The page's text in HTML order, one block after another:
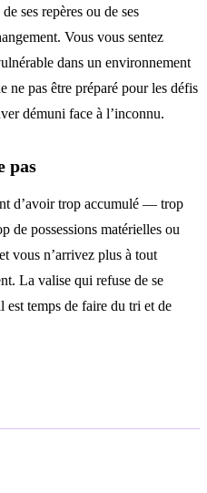
ses repères ou de ses
Vous vous sentez
dans un environnement
ne pas être préparé pour les défis
démuni face à l’inconnu.
pas
d’avoir trop accumulé — trop
de possessions matérielles ou
vous n’arrivez plus à tout
La valise qui refuse de se
est temps de faire du tri et de